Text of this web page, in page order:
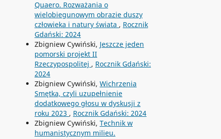
Quaero. Rozważania o
wielobiegunowym obrazie duszy
człowieka i natury świata , Rocznik
Gdański: 2024
Zbigniew Cywiński, Jeszcze jeden
pomorski projekt II
Rzeczypospolitej , Rocznik Gdański:
2024
Zbigniew Cywiński, Wichrzenia
Smętka, czyli uzupełnienie
dodatkowego głosu w dyskusji z
roku 2023 , Rocznik Gdański: 2024
Zbigniew Cywiński, Technik w
humanistycznym milieu.